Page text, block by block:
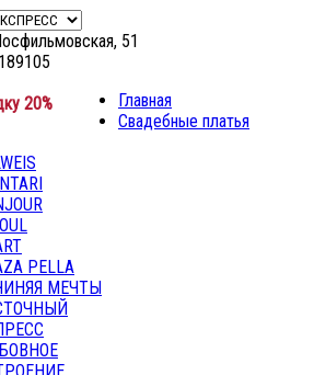
51
20%
Главная
Свадебные платья
PELLA
МЕЧТЫ